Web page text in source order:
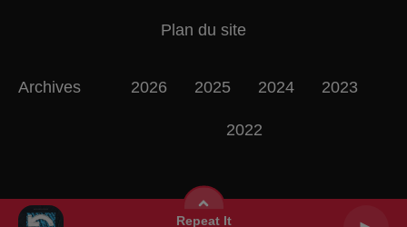
Repeat It
Plan du site
Archives 2026 2025 2024 2023
2022